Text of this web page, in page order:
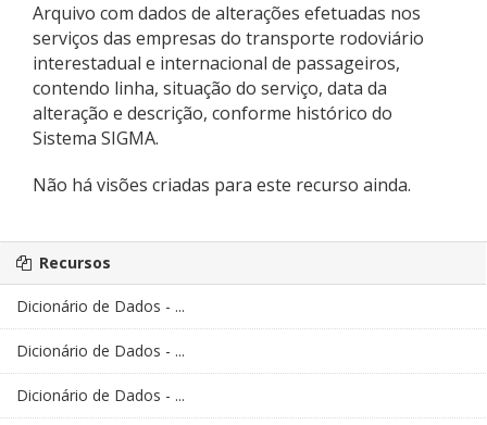
Arquivo com dados de alterações efetuadas nos
serviços das empresas do transporte rodoviário
interestadual e internacional de passageiros,
contendo linha, situação do serviço, data da
alteração e descrição, conforme histórico do
Sistema SIGMA.
Não há visões criadas para este recurso ainda.
Recursos
Dicionário de Dados - ...
Dicionário de Dados - ...
Dicionário de Dados - ...